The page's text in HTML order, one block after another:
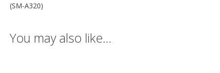
(SM-A320)
You may also like…